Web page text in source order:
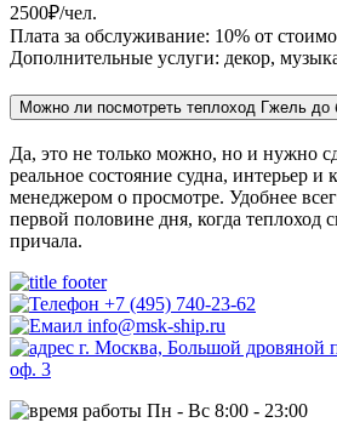
2500₽/чел.
Плата за обслуживание: 10% от
Дополнительные услуги: декор,
Можно ли посмотреть теплоход Гжель до
Да, это не только можно, но и нужно
реальное состояние судна, интерьер и
менеджером о просмотре. Удобнее
первой половине дня, когда теплоход
причала.
+7 (495) 740-23-62
info@msk-ship.ru
г. Москва, Большой дровяной
оф. 3
Пн - Вс 8:00 - 23:00